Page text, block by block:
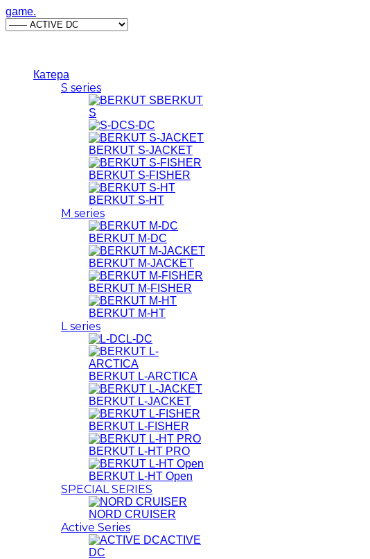
game.
Катера
S series
BERKUT
S
S-DC
BERKUT S-JACKET
BERKUT S-FISHER
BERKUT S-HT
M series
BERKUT M-DC
BERKUT M-JACKET
BERKUT M-FISHER
BERKUT M-HT
L series
L-DC
BERKUT L-ARCTICA
BERKUT L-JACKET
BERKUT L-FISHER
BERKUT L-HT PRO
BERKUT L-HT Open
SPECIAL SERIES
NORD CRUISER
Active Series
ACTIVE
DC